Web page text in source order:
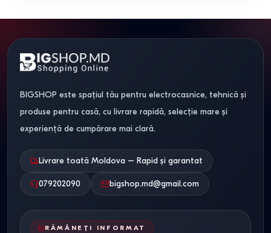
BIGSHOP este spațiul tău pentru electrocasnice, tehnică și
produse pentru casă, cu livrare rapidă, selecție mare și
experiență de cumpărare mai clară.
Livrare toată Moldova – Rapid și garantat
079202090 bigshop.md@gmail.com
RĂMÂNEȚI INFORMAT